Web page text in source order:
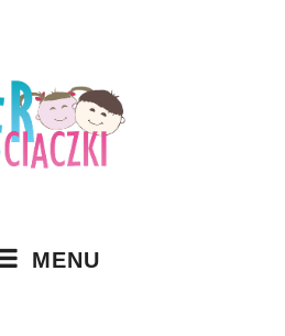
MENU